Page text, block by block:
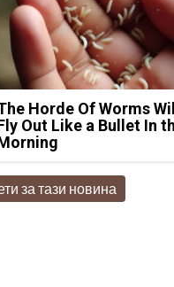
Horde Of Worms
Out Like a Bullet In
за тази новина